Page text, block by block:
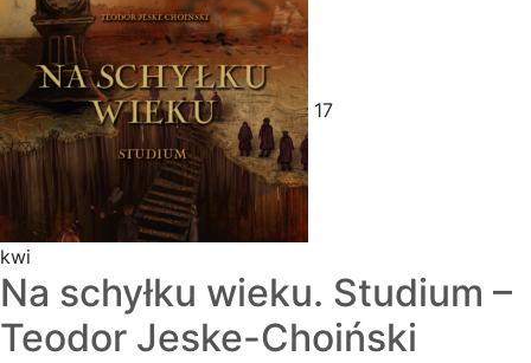
17
kwi
Na schyłku wieku. Studium –
Teodor Jeske-Choiński